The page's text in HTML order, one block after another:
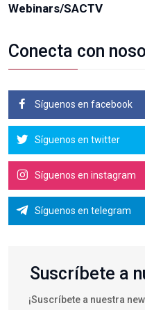
Webinars/SACTV
Conecta con
Síguenos en facebook
Síguenos en twitter
Síguenos en instagram
Síguenos en telegram
Suscríbete a
¡Suscríbete a nuestra